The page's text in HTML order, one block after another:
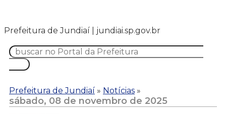
Prefeitura de Jundiaí | jundiai.sp.gov.br
Prefeitura de Jundiaí » Notícias »
sábado, 08 de novembro de 2025